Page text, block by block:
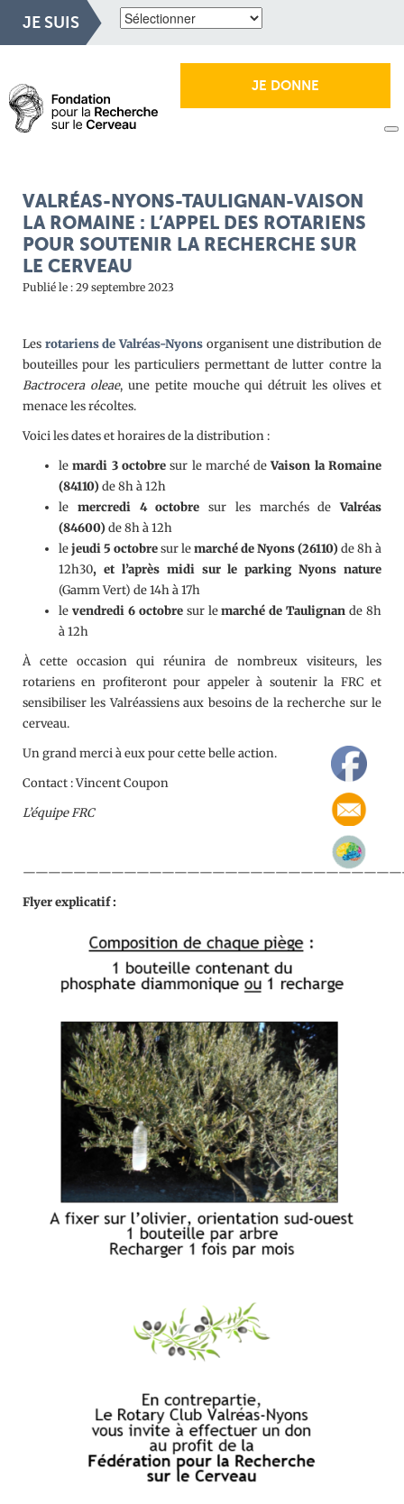
JE SUIS
JE DONNE
VALRÉAS-NYONS-TAULIGNAN-VAISON
LA ROMAINE : L’APPEL DES ROTARIENS
POUR SOUTENIR LA RECHERCHE SUR
LE CERVEAU
Publié le : 29 septembre 2023
Les rotariens de Valréas-Nyons organisent une distribution de
bouteilles pour les particuliers permettant de lutter contre la
Bactrocera oleae, une petite mouche qui détruit les olives et
menace les récoltes.
Voici les dates et horaires de la distribution :
lemardi 3 octobresur le marché deVaison la Romaine
(84110)de 8h à 12h
le mercredi 4 octobre sur les marchés deValréas
(84600)de 8h à 12h
lejeudi 5 octobresur lemarché de Nyons (26110)de 8h à
12h30, et l’après midi sur le parking Nyons nature
(Gamm Vert) de 14h à 17h
le vendredi 6 octobresur lemarché de Taulignande 8h
à 12h
À cette occasion qui réunira de nombreux visiteurs, les
rotariens en profiteront pour appeler à soutenir la FRC et
sensibiliser les Valréassiens aux besoins de la recherche sur le
cerveau.
Un grand merci à eux pour cette belle action.
Contact : Vincent Coupon
L’équipe FRC
Flyer explicatif :